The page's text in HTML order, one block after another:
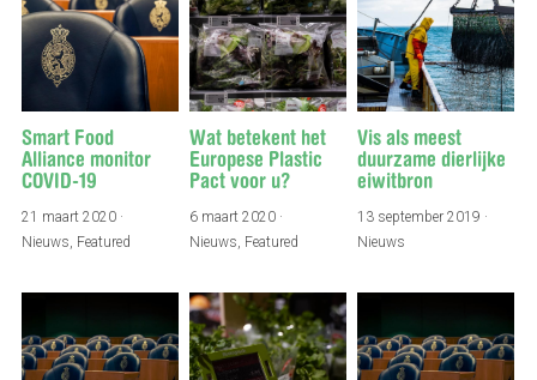
Smart Food
Alliance monitor
COVID-19
21 maart 2020·
Nieuws, Featured
Wat betekent het
Europese Plastic
Pact voor u?
6 maart 2020·
Nieuws, Featured
Vis als meest
duurzame dierlijke
eiwitbron
13 september 2019 ·
Nieuws